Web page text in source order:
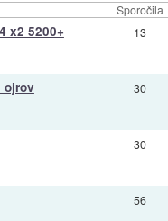
Sporočila
x2 5200+ 13
ojrov 30
30
56